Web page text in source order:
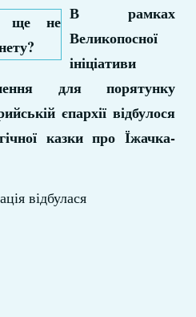
В рамках
Великопосної
ініціативи
для порятунку
єпархії відбулося
казки про Їжачка-
відбулася